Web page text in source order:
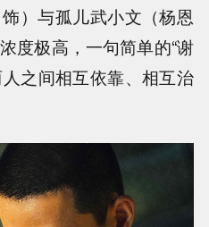
饰）与孤儿武小文（杨恩
度极高， 一句简单的“谢
之间相互依靠、相互治